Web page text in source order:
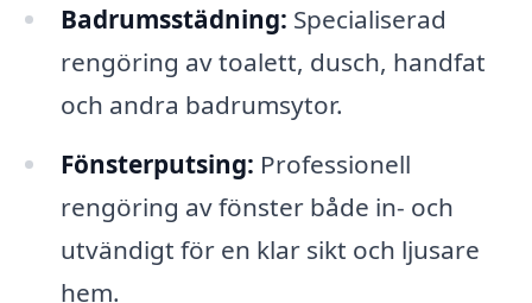
Badrumsstädning: Specialiserad
rengöring av toalett, dusch, handfat
och andra badrumsytor.
Fönsterputsing: Professionell
rengöring av fönster både in- och
utvändigt för en klar sikt och ljusare
hem.